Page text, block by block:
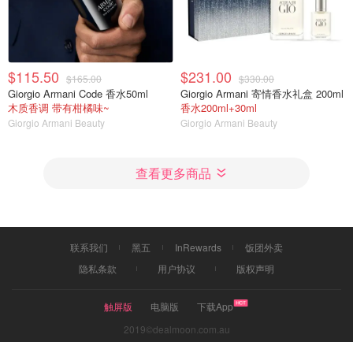
$115.50 $165.00
Giorgio Armani Code 香水50ml
木质香调 带有柑橘味~
Giorgio Armani Beauty
$231.00 $330.00
Giorgio Armani 寄情香水礼盒 200ml
香水200ml+30ml
Giorgio Armani Beauty
查看更多商品
联系我们 黑五 InRewards
饭团外卖
隐私条款
用户协议 版权声明
触屏版 电脑版
下载App
2019©dealmoon.com.au